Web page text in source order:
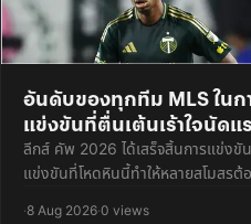
อันดับของทุกทีม MLS ใน
แข่งขันที่ตื่นเต้นเร้าใจนัดแ
ลีกส์ คัพ 2026 ได้เสร็จสิ้นการแข่งขั
แข่งขันที่โหดหินนี้ทำให้หลายสโมสรต้
·8 Aug 2026·0 views